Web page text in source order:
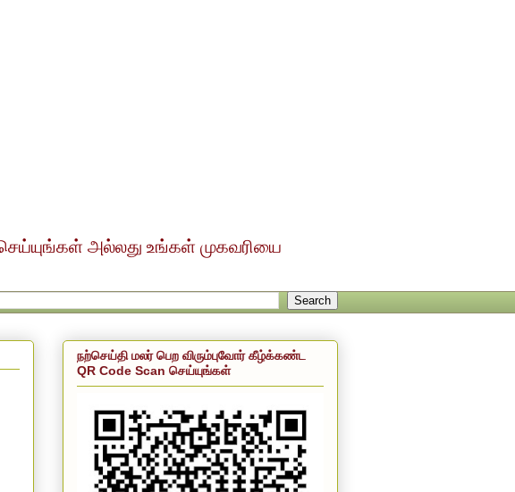
அல்லது உங்கள் முகவரியை
நற்செய்தி மலர் பெற விரும்புவோர் கீழ்க்கண்ட
QR Code Scan செய்யுங்கள்